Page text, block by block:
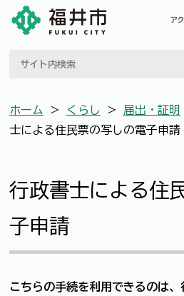
ホーム ＞ くらし ＞ 届出・証明
士による住民票の写しの電子申請
行政書士による住
子申請
こちらの手続を利用できるのは